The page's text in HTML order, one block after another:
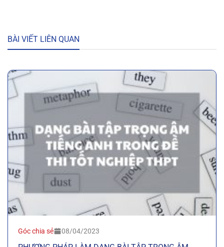
BÀI VIẾT LIÊN QUAN
Góc chia sẻ 08/04/2023